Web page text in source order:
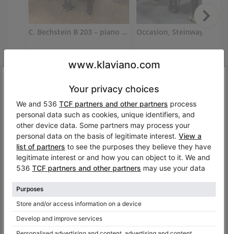
C. Bechstein B 203 – piano à queue allemand laqué brillant 203 cm
$68,058.96
Vous voulez acheter un piano droit
d'occasion?
Lorsque de la recherche d'un piano droit pour vous, votre
enfant ou vos étudiants, vous rencontrerez de nombreux
pianos droit d'occasion à vendre, des offres diverses plus
ou moins attractives pour vous en tant qu'acheteur. Les
nouveaux instruments sont irréprochables, nous avons
Oups, cet instrument n’est plus disponible sur Klaviano.
peut-être que des modèles similaires pourraient vous